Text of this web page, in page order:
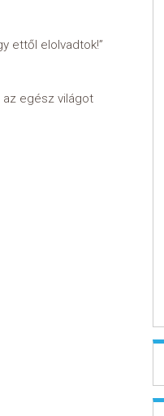
ettől elolvadtok!”
az egész világot